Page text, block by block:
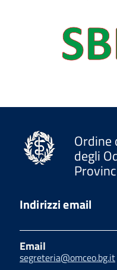
Ordine
degli
Indirizzi email
Email
segreteria@omceo.bg.it